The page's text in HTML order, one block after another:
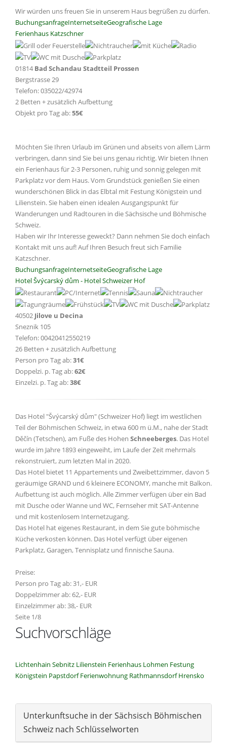
Wir würden uns freuen Sie in unserem Haus begrüßen zu dürfen.
BuchungsanfrageInternetseiteGeografische Lage
Ferienhaus Katzschner
01814 Bad Schandau Stadtteil Prossen
Bergstrasse 29
Telefon: 035022/42974
2 Betten + zusätzlich Aufbettung
Objekt pro Tag ab:55€
Möchten Sie Ihren Urlaub im Grünen und abseits von allem Lärm
verbringen, dann sind Sie bei uns genau richtig. Wir bieten Ihnen
ein Ferienhaus für 2-3 Personen, ruhig und sonnig gelegen mit
Parkplatz vor dem Haus. Vom Grundstück genießen Sie einen
wunderschönen Blick in das Elbtal mit Festung Königstein und
Lilienstein. Sie haben einen idealen Ausgangspunkt für
Wanderungen und Radtouren in die Sächsische und Böhmische
Schweiz.
Haben wir Ihr Interesse geweckt? Dann nehmen Sie doch einfach
Kontakt mit uns auf! Auf Ihren Besuch freut sich Familie
Katzschner.
BuchungsanfrageInternetseiteGeografische Lage
Hotel Švýcarský dům - Hotel Schweizer Hof
40502 Jilove u Decina
Sneznik 105
Telefon: 00420412550219
26 Betten + zusätzlich Aufbettung
Person pro Tag ab:31€
Doppelzi. p. Tag ab:62€
Einzelzi. p. Tag ab:38€
Das Hotel "Švýcarský dům" (Schweizer Hof) liegt im westlichen
Teil der Böhmischen Schweiz, in etwa 600 m ü.M., nahe der Stadt
Děčín (Tetschen), am Fuße des Hohen Schneeberges. Das Hotel
wurde im Jahre 1893 eingeweiht, im Laufe der Zeit mehrmals
rekonstruiert, zum letzten Mal in 2020.
Das Hotel bietet 11 Appartements und Zweibettzimmer, davon 5
geräumige GRAND und 6 kleinere ECONOMY, manche mit Balkon.
Aufbettung ist auch möglich. Alle Zimmer verfügen über ein Bad
mit Dusche oder Wanne und WC, Fernseher mit SAT-Antenne
und mit kostenlosem Internetzugang.
Das Hotel hat eigenes Restaurant, in dem Sie gute böhmische
Küche verkosten können. Das Hotel verfügt über eigenen
Parkplatz, Garagen, Tennisplatz und finnische Sauna.
Preise:
Person pro Tag ab: 31,- EUR
Doppelzimmer ab: 62,- EUR
Einzelzimmer ab: 38,- EUR
Seite 1/8
Suchvorschläge
Lichtenhain Sebnitz Lilienstein Ferienhaus Lohmen Festung
Königstein Papstdorf Ferienwohnung Rathmannsdorf Hrensko
Unterkunftsuche in der Sächsisch Böhmischen
Schweiz nach Schlüsselworten